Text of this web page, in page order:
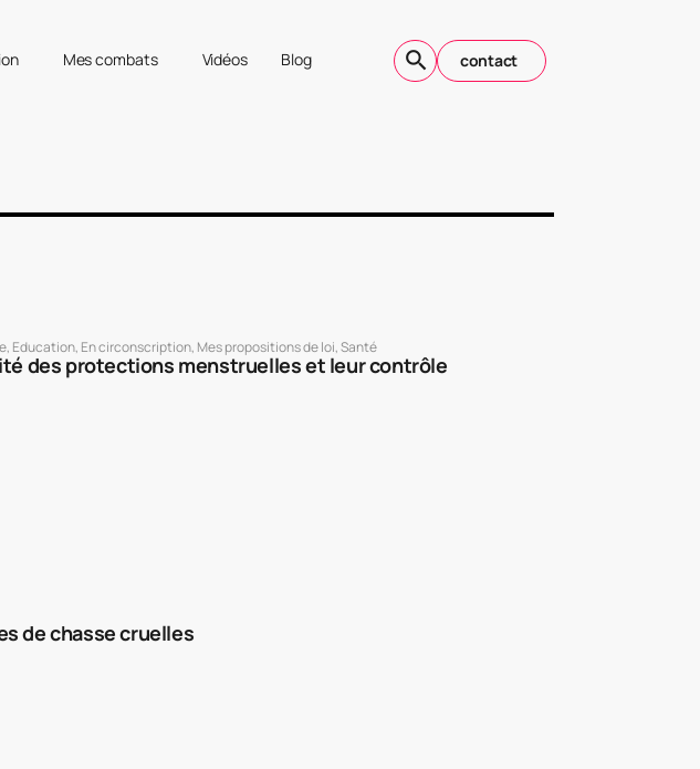
Mes combats Vidéos Blog contact
, Education, En circonscription, Mes propositions de loi,Santé
des protections menstruelles et leur contrôle
de chasse cruelles